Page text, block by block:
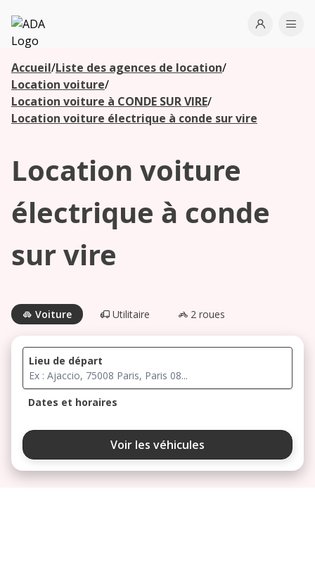
ADA
Open
Accueil/Liste des agences de location/
Location voiture/
Location voiture à CONDE SUR VIRE/
Location voiture électrique à conde sur vire
Location voiture
électrique à conde
sur vire
Voiture Utilitaire 2 roues
Lieu de départ
Dates et horaires
août 2026
ma me
Voir les véhicules
Les
agences à
proximité
Commencez
votre
recherche
pour voir les
proximité